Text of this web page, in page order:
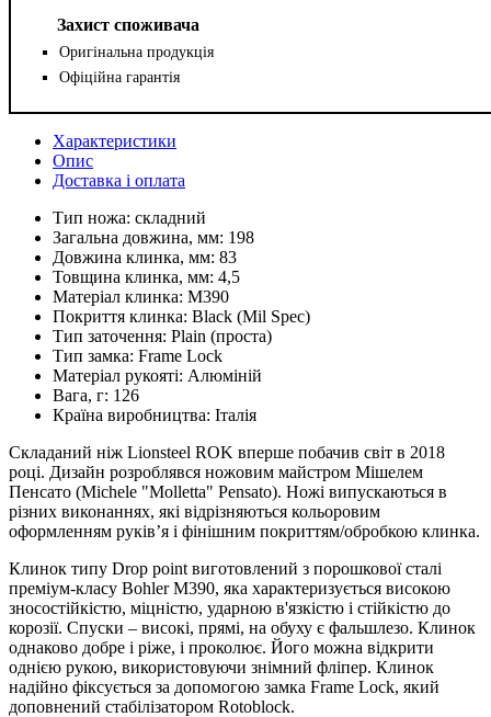
Захист споживача
Оригінальна продукція
Офіційна гарантія
Характеристики
Опис
Доставка і оплата
Тип ножа: складний
Загальна довжина, мм: 198
Довжина клинка, мм: 83
Товщина клинка, мм: 4,5
Матеріал клинка: M390
Покриття клинка: Black (Mil Spec)
Тип заточення: Plain (проста)
Тип замка: Frame Lock
Матеріал рукояті: Алюміній
Вага, г: 126
Країна виробництва: Італія
Складаний ніж Lionsteel ROK вперше побачив світ в 2018
році. Дизайн розроблявся ножовим майстром Мішелем
Пенсато (Michele "Molletta" Pensato). Ножі випускаються в
різних виконаннях, які відрізняються кольоровим
оформленням руків’я і фінішним покриттям/обробкою клинка.
Клинок типу Drop point виготовлений з порошкової сталі
преміум-класу Bohler М390, яка характеризується високою
зносостійкістю, міцністю, ударною в'язкістю і стійкістю до
корозії. Спуски – високі, прямі, на обуху є фальшлезо. Клинок
однаково добре і ріже, і проколює. Його можна відкрити
однією рукою, використовуючи знімний фліпер. Клинок
надійно фіксується за допомогою замка Frame Lock, який
доповнений стабілізатором Rotoblock.